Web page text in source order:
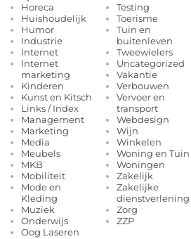
Horeca
Huishoudelijk
Humor
Industrie
Internet
Internet
marketing
Kinderen
Kunst en Kitsch
Links / Index
Management
Marketing
Media
Meubels
MKB
Mobiliteit
Mode en
Kleding
Muziek
Onderwijs
Oog Laseren
Testing
Toerisme
Tuin en
buitenleven
Tweewielers
Uncategorized
Vakantie
Verbouwen
Vervoer en
transport
Webdesign
Wijn
Winkelen
Woning en Tuin
Woningen
Zakelijk
Zakelijke
dienstverlening
Zorg
ZZP